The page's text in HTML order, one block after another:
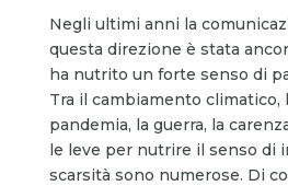
Negli ultimi anni la
questa direzione è stata
ha nutrito un forte senso di
Tra il cambiamento climatico,
pandemia, la guerra, la
le leve per nutrire il senso di
scarsità sono numerose. Di